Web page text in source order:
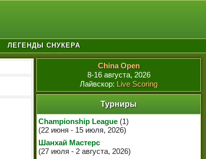
ЛЕГЕНДЫ СНУКЕРА
China Open
8-16 августа, 2026
Лайвскор: Live Scoring
Турниры
Championship League (1)
(22 июня - 15 июля, 2026)
Шанхай Мастерс
(27 июля - 2 августа, 2026)